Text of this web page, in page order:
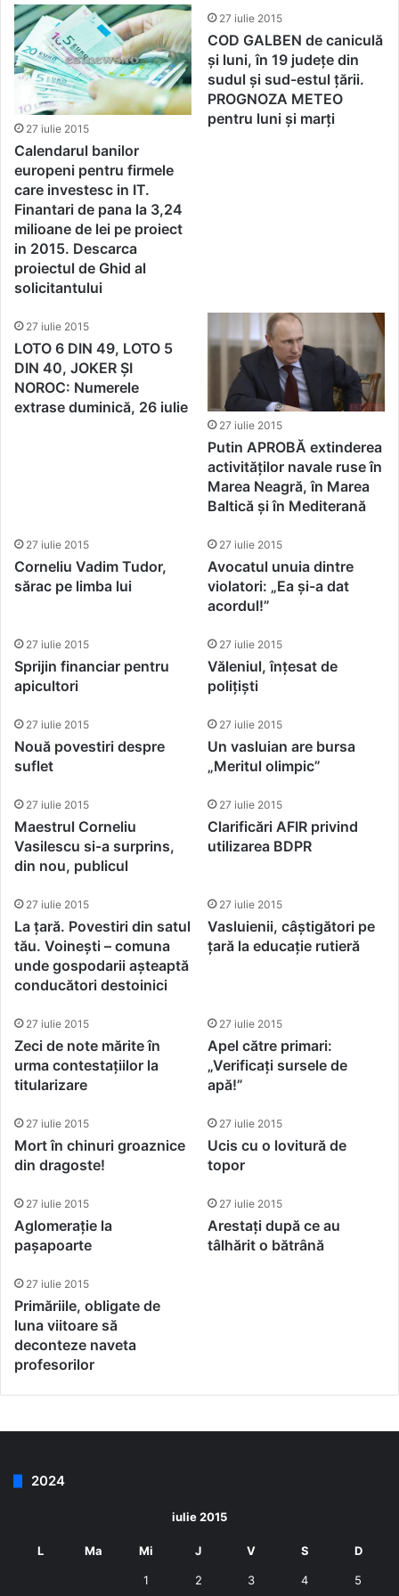
27 iulie 2015
Calendarul banilor
europeni pentru firmele
care investesc in IT.
Finantari de pana la 3,24
milioane de lei pe proiect
in 2015. Descarca
proiectul de Ghid al
solicitantului
27 iulie 2015
COD GALBEN de caniculă
și luni, în 19 județe din
sudul și sud-estul țării.
PROGNOZA METEO
pentru luni și marți
27 iulie 2015
LOTO 6 DIN 49, LOTO 5
DIN 40, JOKER ȘI
NOROC: Numerele
extrase duminică, 26 iulie
27 iulie 2015
Putin APROBĂ extinderea
activităților navale ruse în
Marea Neagră, în Marea
Baltică și în Mediterană
27 iulie 2015
Corneliu Vadim Tudor,
sărac pe limba lui
27 iulie 2015
Avocatul unuia dintre
violatori: „Ea și-a dat
acordul!”
27 iulie 2015
Sprijin financiar pentru
apicultori
27 iulie 2015
Văleniul, înțesat de
polițiști
27 iulie 2015
Nouă povestiri despre
suflet
27 iulie 2015
Un vasluian are bursa
„Meritul olimpic”
27 iulie 2015
Maestrul Corneliu
Vasilescu si-a surprins,
din nou, publicul
27 iulie 2015
Clarificări AFIR privind
utilizarea BDPR
27 iulie 2015
La țară. Povestiri din satul
tău. Voinești – comuna
unde gospodarii așteaptă
conducători destoinici
27 iulie 2015
Vasluienii, câștigători pe
țară la educație rutieră
27 iulie 2015
Zeci de note mărite în
urma contestațiilor la
titularizare
27 iulie 2015
Apel către primari:
„Verificați sursele de
apă!”
27 iulie 2015
Mort în chinuri groaznice
din dragoste!
27 iulie 2015
Ucis cu o lovitură de
topor
27 iulie 2015
Aglomerație la
pașapoarte
27 iulie 2015
Arestați după ce au
tâlhărit o bătrână
27 iulie 2015
Primăriile, obligate de
luna viitoare să
deconteze naveta
profesorilor
2024
iulie 2015
L Ma Mi J V S D
1 2 3 4 5